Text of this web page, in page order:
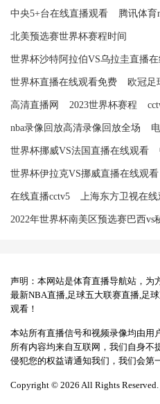
中央5+台在线直播观看 腾讯体育
北美预选赛世界杯赛程时间
世界杯沙特阿拉伯VS乌拉圭直播
世界杯直播在线观看免费 欧冠足
高清直播网 2023世界杯赛程
nba录像回放高清录像回放全场
世界杯挪威VS法国直播在线观看
世界杯伊拉克VS挪威直播在线观看
在线直播cctv5 上海东方卫视在线
2022年世界杯南美区预选赛巴西vs
声明：本网站是体育直播导航站，为
最新NBA直播,足球五大联赛直播,足
观看！
本站所有直播信号和视频录像均由用
所有内容均来自互联网，我们自身不
侵犯您的权益请通知我们，我们会第
Copyright © 2026 All Rights